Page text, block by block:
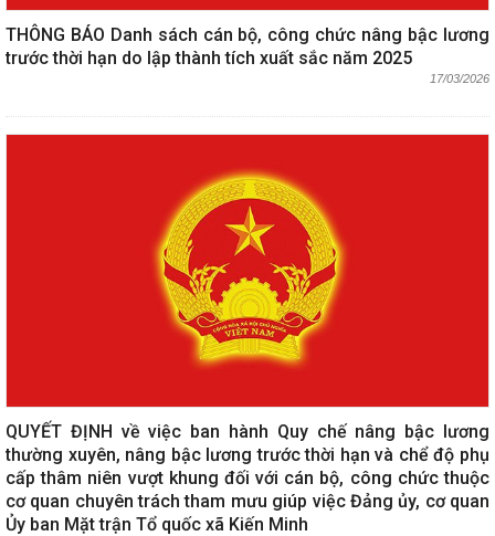
THÔNG BÁO Danh sách cán bộ, công chức nâng bậc lương
trước thời hạn do lập thành tích xuất sắc năm 2025
17/03/2026
QUYẾT ĐỊNH về việc ban hành Quy chế nâng bậc lương
thường xuyên, nâng bậc lương trước thời hạn và chể độ phụ
cấp thâm niên vượt khung đối với cán bộ, công chức thuộc
cơ quan chuyên trách tham mưu giúp việc Đảng ủy, cơ quan
Ủy ban Mặt trận Tổ quốc xã Kiến Minh